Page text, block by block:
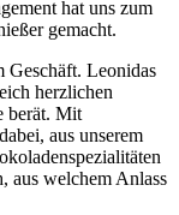
hat uns zum
gemacht.
Geschäft. Leonidas
herzlichen
berät. Mit
aus unserem
aus welchem Anlass